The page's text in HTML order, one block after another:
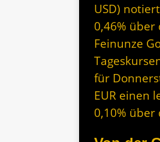
USD)
0,46%
Feinunze
für
EUR einen
0,10% über